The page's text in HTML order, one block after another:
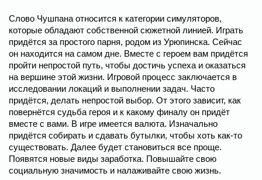
Слово Чушпана относится к категории симуляторов,
которые обладают собственной сюжетной линией. Играть
придётся за простого парня, родом из Урюпинска. Сейчас
он находится на самом дне. Вместе с героем вам придётся
пройти непростой путь, чтобы достичь успеха и оказаться
на вершине этой жизни. Игровой процесс заключается в
исследовании локаций и выполнении задач. Часто
придётся, делать непростой выбор. От этого зависит, как
повернётся судьба героя и к какому финалу он придёт
вместе с вами. В игре имеется валюта. Изначально
придётся собирать и сдавать бутылки, чтобы хоть как-то
существовать. Далее будет становиться все проще.
Появятся новые виды заработка. Повышайте свою
социальную значимость и налаживайте свою жизнь.